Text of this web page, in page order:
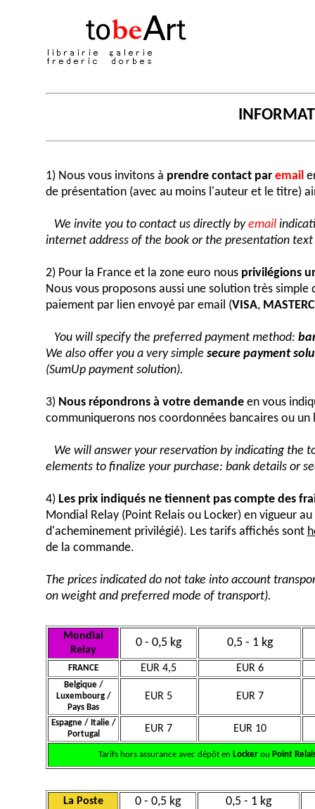
1) Nous vous invitons à prendre contact par email
de présentation (avec au moins l'auteur et le titre)
We invite you to contact us directly byemail
internet address of the book or the presentation
2) Pour la France et la zone euro nous privilégions
Nous vous proposons aussi une solution très simple
paiement par lien envoyé par email (VISA,
You will specify the preferred payment method:
We also offer you a very simple secure payment
(SumUp payment solution).
3) Nous répondrons à votre demande en vous
communiquerons nos coordonnées bancaires ou
We will answer your reservation by indicating the
elements to finalize your purchase: bank details or
4) Les prix indiqués ne tiennent pas compte des
Mondial Relay (Point Relais ou Locker) en vigueur
d'acheminement privilégié). Les tarifs affichés sont
de la commande.
The prices indicated do not take into account
on weight and preferred mode of transport).
Mondial
Relay
0 - 0,5 kg 0,5 - 1 kg
FRANCE EUR 4,5 EUR 6
Belgique /
Luxembourg /
Pays Bas
EUR 5 EUR 7
Espagne / Italie /
Portugal
EUR 7 EUR 10
Tarifs hors assurance avec dépôt en Lockerou Point
La Poste 0 - 0,5 kg 0,5 - 1 kg